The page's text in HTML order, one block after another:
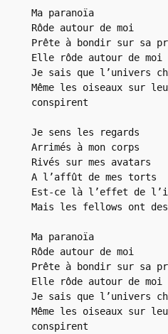
Ma paranoïa
Rôde autour de moi
Prête à bondir sur sa
Elle rôde autour de moi
Je sais que l’univers
Même les oiseaux sur
conspirent
Je sens les regards
Arrimés à mon corps
Rivés sur mes avatars
A l’affût de mes torts
Est-ce là l’effet de
Mais les fellows ont
Ma paranoïa
Rôde autour de moi
Prête à bondir sur sa
Elle rôde autour de moi
Je sais que l’univers
Même les oiseaux sur
conspirent